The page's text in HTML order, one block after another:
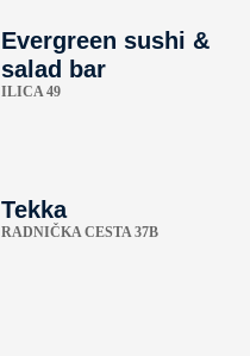
Evergreen sushi &
salad bar
ILICA 49
Tekka
RADNIČKA CESTA 37B